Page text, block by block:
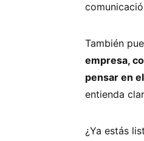
También
empresa,
pensar en
entienda
¿Ya estás